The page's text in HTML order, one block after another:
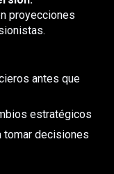
proyecciones
antes que
estratégicos
tomar decisiones